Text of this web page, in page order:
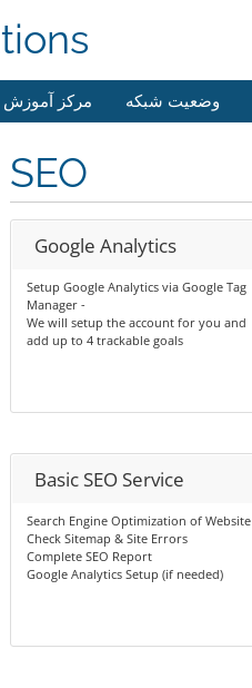
مرکز آموزش وضعیت شبکه
SEO
Google Analytics
Setup Google Analytics via Google Tag
Manager -
We will setup the account for you and
add up to 4 trackable goals
Basic SEO Service
Search Engine Optimization of Website
Check Sitemap & Site Errors
Complete SEO Report
Google Analytics Setup (if needed)